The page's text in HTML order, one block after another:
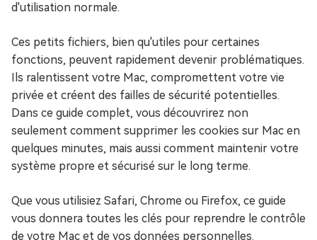
d'utilisation normale.
Ces petits fichiers, bien qu'utiles pour certaines
fonctions, peuvent rapidement devenir problématiques.
Ils ralentissent votre Mac, compromettent votre vie
privée et créent des failles de sécurité potentielles.
Dans ce guide complet, vous découvrirez non
seulement comment supprimer les cookies sur Mac en
quelques minutes, mais aussi comment maintenir votre
système propre et sécurisé sur le long terme.
Que vous utilisiez Safari, Chrome ou Firefox, ce guide
vous donnera toutes les clés pour reprendre le contrôle
de votre Mac et de vos données personnelles.